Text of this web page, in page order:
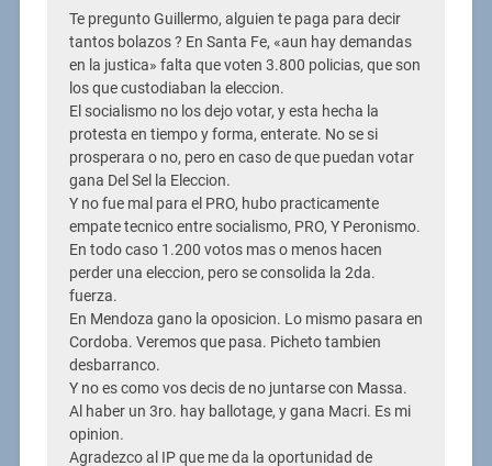
Te pregunto Guillermo, alguien te paga para decir
tantos bolazos ? En Santa Fe, «aun hay demandas
en la justica» falta que voten 3.800 policias, que son
los que custodiaban la eleccion.
El socialismo no los dejo votar, y esta hecha la
protesta en tiempo y forma, enterate. No se si
prosperara o no, pero en caso de que puedan votar
gana Del Sel la Eleccion.
Y no fue mal para el PRO, hubo practicamente
empate tecnico entre socialismo, PRO, Y Peronismo.
En todo caso 1.200 votos mas o menos hacen
perder una eleccion, pero se consolida la 2da.
fuerza.
En Mendoza gano la oposicion. Lo mismo pasara en
Cordoba. Veremos que pasa. Picheto tambien
desbarranco.
Y no es como vos decis de no juntarse con Massa.
Al haber un 3ro. hay ballotage, y gana Macri. Es mi
opinion.
Agradezco al IP que me da la oportunidad de